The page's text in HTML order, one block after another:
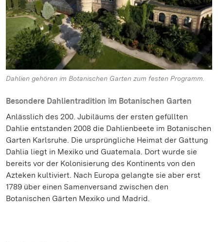
Dahlien gehören im Botanischen Garten zum festen Programm.
Besondere Dahlientradition im Botanischen Garten
Anlässlich des 200. Jubiläums der ersten gefüllten
Dahlie entstanden 2008 die Dahlienbeete im Botanischen
Garten Karlsruhe. Die ursprüngliche Heimat der Gattung
Dahlia liegt in Mexiko und Guatemala. Dort wurde sie
bereits vor der Kolonisierung des Kontinents von den
Azteken kultiviert. Nach Europa gelangte sie aber erst
1789 über einen Samenversand zwischen den
Botanischen Gärten Mexiko und Madrid.